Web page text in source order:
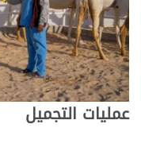
عمليات التجميل